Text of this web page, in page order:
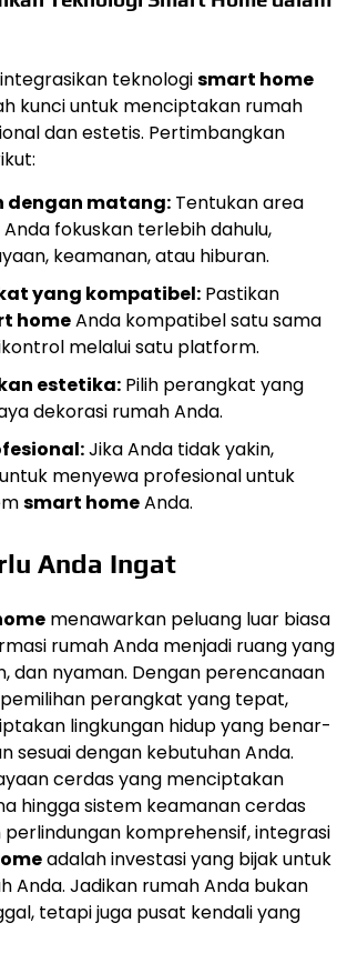
teknologismart home
kunci untuk menciptakan rumah
dan estetis. Pertimbangkan
dengan matang: Tentukan area
fokuskan terlebih dahulu,
keamanan, atau hiburan.
yang kompatibel: Pastikan
homeAnda kompatibel satu sama
melalui satu platform.
estetika: Pilih perangkat yang
dekorasi rumah Anda.
Jika Anda tidak yakin,
menyewa profesional untuk
smart homeAnda.
Anda Ingat
menawarkan peluang luar biasa
rumah Anda menjadi ruang yang
dan nyaman. Dengan perencanaan
perangkat yang tepat,
lingkungan hidup yang benar-
sesuai dengan kebutuhan Anda.
cerdas yang menciptakan
hingga sistem keamanan cerdas
komprehensif, integrasi
adalah investasi yang bijak untuk
Anda. Jadikan rumah Anda bukan
tetapi juga pusat kendali yang